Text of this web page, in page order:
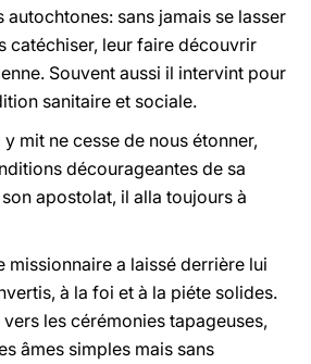
autochtones: sans jamais se lasser
catéchiser, leur faire découvrir
Souvent aussi il intervint pour
sanitaire et sociale.
y mit ne cesse de nous étonner,
décourageantes de sa
apostolat, il alla toujours à
missionnaire a laissé derrière lui
à la foi et à la piéte solides.
vers les cérémonies tapageuses,
âmes simples mais sans